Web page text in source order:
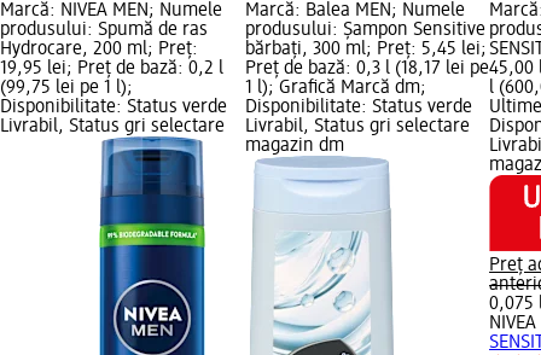
Marcă: NIVEA MEN; Numele
produsului: Spumă de ras
Hydrocare, 200 ml; Preț:
19,95 lei; Preț de bază: 0,2 l
(99,75 lei pe 1 l);
Disponibilitate: Status verde
Livrabil, Status gri selectare
Marcă: Balea MEN; Numele
produsului: Șampon Sensitive
bărbați, 300 ml; Preț: 5,45 lei;
Preț de bază: 0,3 l (18,17 lei pe
1 l); Grafică Marcă dm;
Disponibilitate: Status verde
Livrabil, Status gri selectare
magazin dm
45,00
l
Preț
0,075